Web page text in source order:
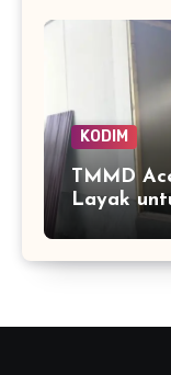
KODIM
TMMD
Layak
Jadi